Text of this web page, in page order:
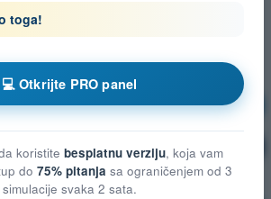
Vežbanje!
PRO Objašnjenje pitanja
toga!
💻 Otkrijte PRO panel
koristite besplatnu verziju, koja vam
do 75% pitanja sa ograničenjem od 3
simulacije svaka 2 sata.